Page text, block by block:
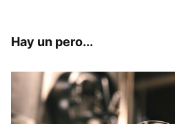
Hay un pero...